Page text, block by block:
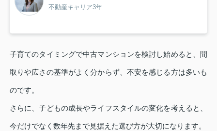
不動産キャリア3年
子育てのタイミングで中古マンションを検討し始めると、間
取りや広さの基準がよく分からず、不安を感じる方は多いも
のです。
さらに、子どもの成長やライフスタイルの変化を考えると、
今だけでなく数年先まで見据えた選び方が大切になります。